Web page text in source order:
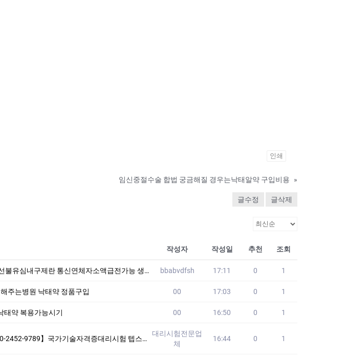
인쇄
임신중절수술 합법 궁금해질 경우는낙­태알약 구입비용 »
글수정 글삭제
작성자 작성일 추천 조회
제란 통신연체자소액급전가능 생계자금지원 FNT bbabvdfsh 17:11 0 1
주는병원 낙­태약 정품구입 00 17:03 0 1
태약 복용가능시기 00 16:50 0 1
업체는 1:1채팅으로만 상담해드립니다 오픈채팅$텔레채널/그룹 상담한적 없습니다!! 2
대리시험전문업
체
16:44 0 1